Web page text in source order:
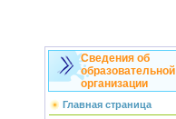
Сведения об
образовательной
организации
Главная страница